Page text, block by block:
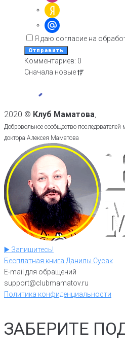
Я даю согласие на
Комментариев: 0
Сначала новые
2020 © Клуб Маматова,
Добровольное сообщество
доктора Алексея Маматова
▶️ Запишитесь!
Бесплатная книга Данилы Сусак
E-mail для обращений
support@clubmamatov.ru
Политика конфиденциальности
ЗАБЕРИТЕ